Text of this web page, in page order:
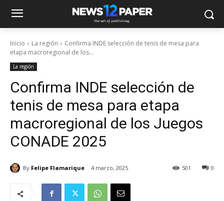
Inicio La región
Confirma INDE selección de tenis de mesa para
etapa macroregional de los...
La región
Confirma INDE selección de
tenis de mesa para etapa
macroregional de los Juegos
CONADE 2025
By Felipe Flamarique 4 marzo, 2025 0
501